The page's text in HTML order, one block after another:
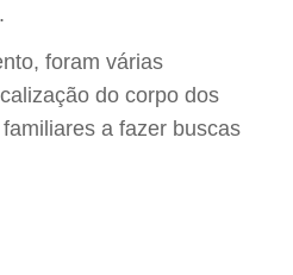
foram várias
do corpo dos
a fazer buscas